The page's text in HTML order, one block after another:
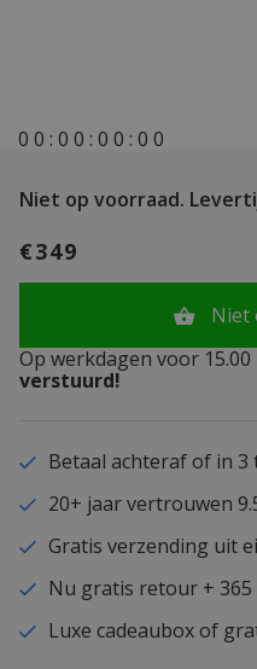
0 0 : 0 0 : 0 0 : 0 0
Niet op voorraad.
€349
Niet
Op werkdagen voor
verstuurd!
Betaal achteraf of in 3
20+ jaar vertrouwen 9.5/
Gratis verzending uit
Nu gratis retour +
Luxe cadeaubox of